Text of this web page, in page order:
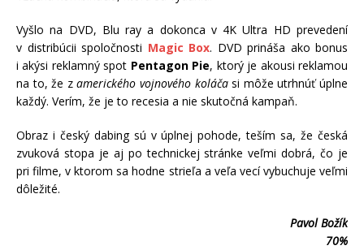
Vyšlo na DVD, Blu ray a dokonca v 4K Ultra HD prevedení
v distribúcii spoločnosti Magic Box. DVD prináša ako bonus
i akýsi reklamný spot Pentagon Pie, ktorý je akousi reklamou
na to, že zamerického vojnového koláčasi môže utrhnúť úplne
každý. Verím, že je to recesia a nie skutočná kampaň.
Obraz i český dabing sú v úplnej pohode, teším sa, že česká
zvuková stopa je aj po technickej stránke veľmi dobrá, čo je
pri filme, v ktorom sa hodne strieľa a veľa vecí vybuchuje veľmi
dôležité.
Pavol Božík
70%